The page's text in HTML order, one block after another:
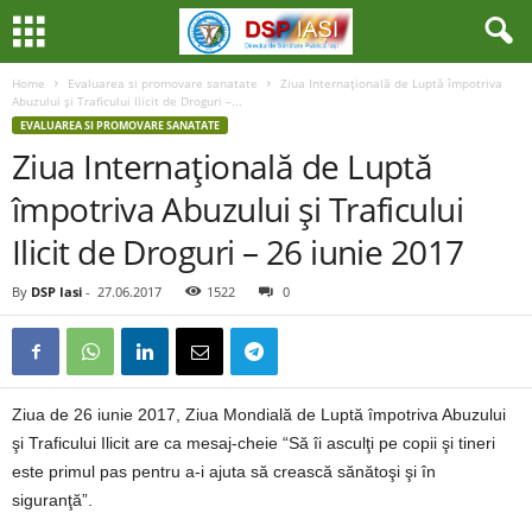
Home Evaluarea si promovare sanatate
Ziua Internaţională de Luptă împotriva
Abuzului şi Traficului Ilicit de Droguri –...
EVALUAREA SI PROMOVARE SANATATE
Ziua Internaţională de Luptă
împotriva Abuzului şi Traficului
Ilicit de Droguri – 26 iunie 2017
By DSP Iasi - 27.06.2017 1522 0
Ziua de 26 iunie 2017, Ziua Mondială de Luptă împotriva Abuzului
şi Traficului Ilicit are ca mesaj-cheie “Să îi asculţi pe copii şi tineri
este primul pas pentru a-i ajuta să crească sănătoşi şi în
siguranţă”.